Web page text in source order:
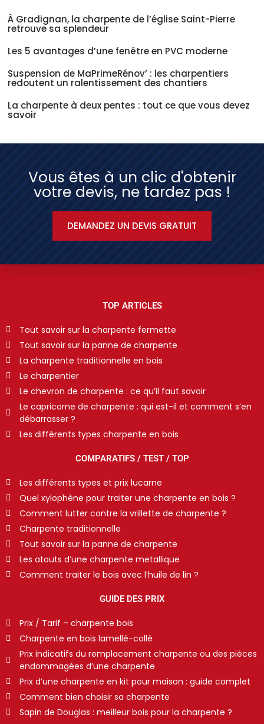
À Gradignan, la charpente de l’église Saint-Pierre
retrouve sa splendeur
Les 5 avantages d’une fenêtre en PVC moderne
Suspension de MaPrimeRénov’ : les charpentiers
redoutent un ralentissement des chantiers
La charpente à deux pentes : tout ce que vous devez
savoir
Vous êtes à un clic d'obtenir
votre devis, ne tardez pas !
DEMANDEZ UN DEVIS GRATUIT
TOP ARTICLES
Tout savoir sur la charpente fermette
Tout savoir sur la panne de charpente
La charpente traditionnelle en bois
Le charpentier
Le chevron de charpente : ce qu’il faut savoir
Le capricorne de charpente : qui est-il et comment s’en
débarrasser ?
Les différents types charpente en bois
COMPARATIFS / TEST / TOP
Les différents types et prix lucarne
Quel xylophène pour traiter une charpente en bois ?
Comment lutter contre la vrillette de charpente ?
Charpente traditionnelle
Tout savoir sur la panne de charpente
Les atouts d’une charpente metallique
Comment traiter le bois avec l’huile de lin ?
GUIDE DES PRIX
Prix / Tarif – charpente bois
Charpente en bois lamellé-collé
Prix indicatifs du remplacement charpente ou des pièces
endommagées d’une charpente
Prix d’une charpente en kit pour maison : guide complet
Comment bien choisir sa charpente
Sapin de Douglas : meilleur bois pour la charpente ?